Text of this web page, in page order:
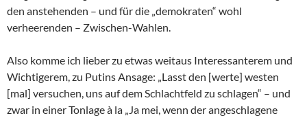
den anstehenden – und für die „demokraten“ wohl
verheerenden – Zwischen-Wahlen.
Also komme ich lieber zu etwas weitaus Interessanterem und
Wichtigerem, zu Putins Ansage: „Lasst den [werte] westen
[mal] versuchen, uns auf dem Schlachtfeld zu schlagen“ – und
zwar in einer Tonlage à la „Ja mei, wenn der angeschlagene